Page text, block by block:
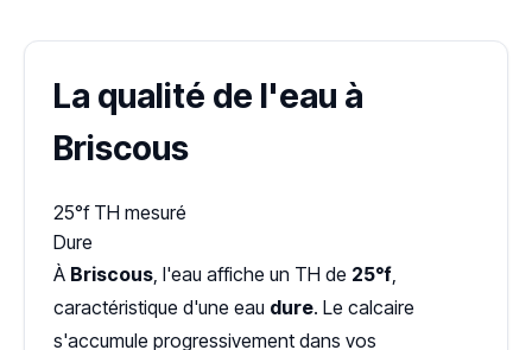
La qualité de l'eau à
Briscous
25°f TH mesuré
Dure
À Briscous, l'eau affiche un TH de 25°f,
caractéristique d'une eau dure. Le calcaire
s'accumule progressivement dans vos